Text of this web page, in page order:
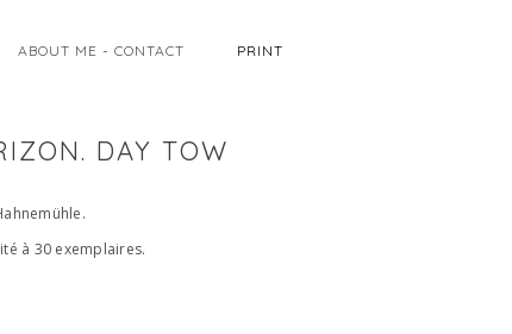
ABOUT ME - CONTACT PRINT
DAY TOW
à 30 exemplaires.